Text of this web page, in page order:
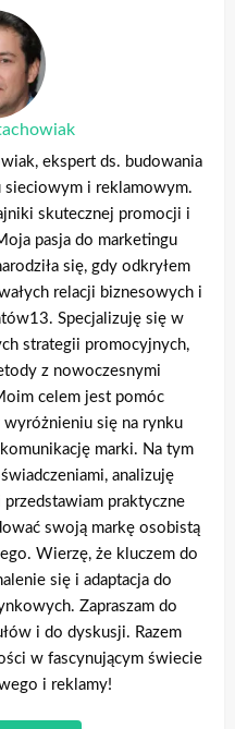
ekspert ds. budowania
i reklamowym.
skutecznej promocji i
pasja do marketingu
się, gdy odkryłem
relacji biznesowych i
Specjalizuję się w
strategii promocyjnych,
z nowoczesnymi
celem jest pomóc
się na rynku
marki. Na tym
analizuję
praktyczne
swoją markę osobistą
Wierzę, że kluczem do
się i adaptacja do
Zapraszam do
i do dyskusji. Razem
w fascynującym świecie
i reklamy!